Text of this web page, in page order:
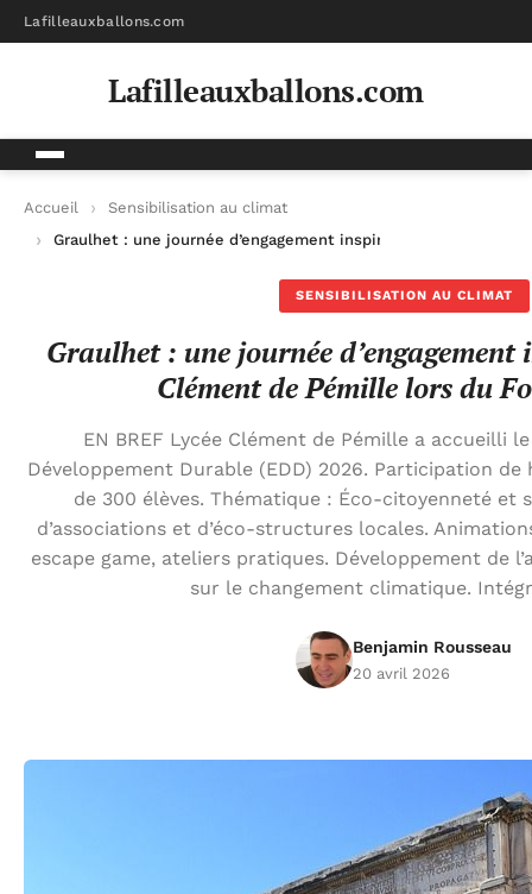
Lafilleauxballons.com
Lafilleauxballons.com
Accueil
Sensibilisation au climat
Graulhet : une journée d’engagement inspirante au lycée
SENSIBILISATION AU CLIMAT
Graulhet : une journée
Clément de Pémille lors du
EN BREF Lycée Clément de Pémille a accueilli
Développement Durable (EDD) 2026. Participation
de 300 élèves. Thématique : Éco-citoyenneté et
d’associations et d’éco-structures locales.
escape game, ateliers pratiques. Développement de
sur le changement climatique.
Benjamin Rousseau
20 avril 2026